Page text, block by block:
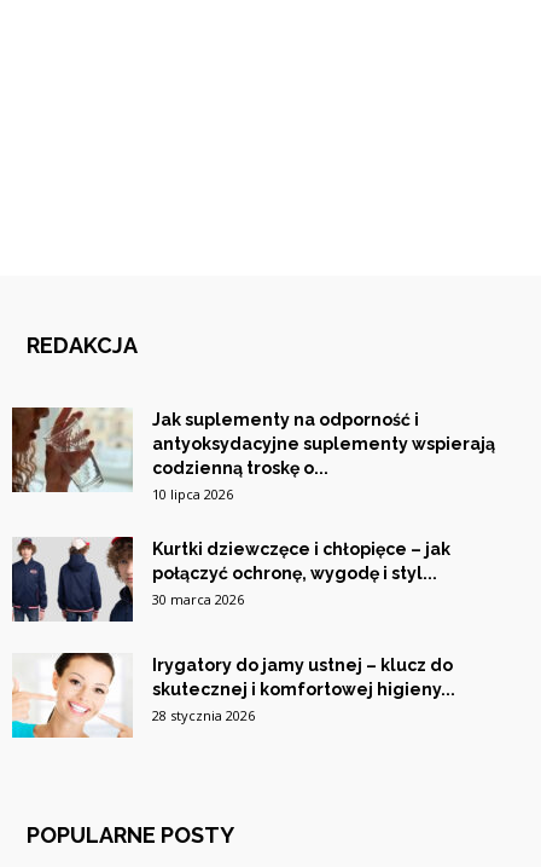
REDAKCJA
Jak suplementy na odporność i
antyoksydacyjne suplementy wspierają
codzienną troskę o...
10 lipca 2026
Kurtki dziewczęce i chłopięce – jak
połączyć ochronę, wygodę i styl...
30 marca 2026
Irygatory do jamy ustnej – klucz do
skutecznej i komfortowej higieny...
28 stycznia 2026
POPULARNE POSTY